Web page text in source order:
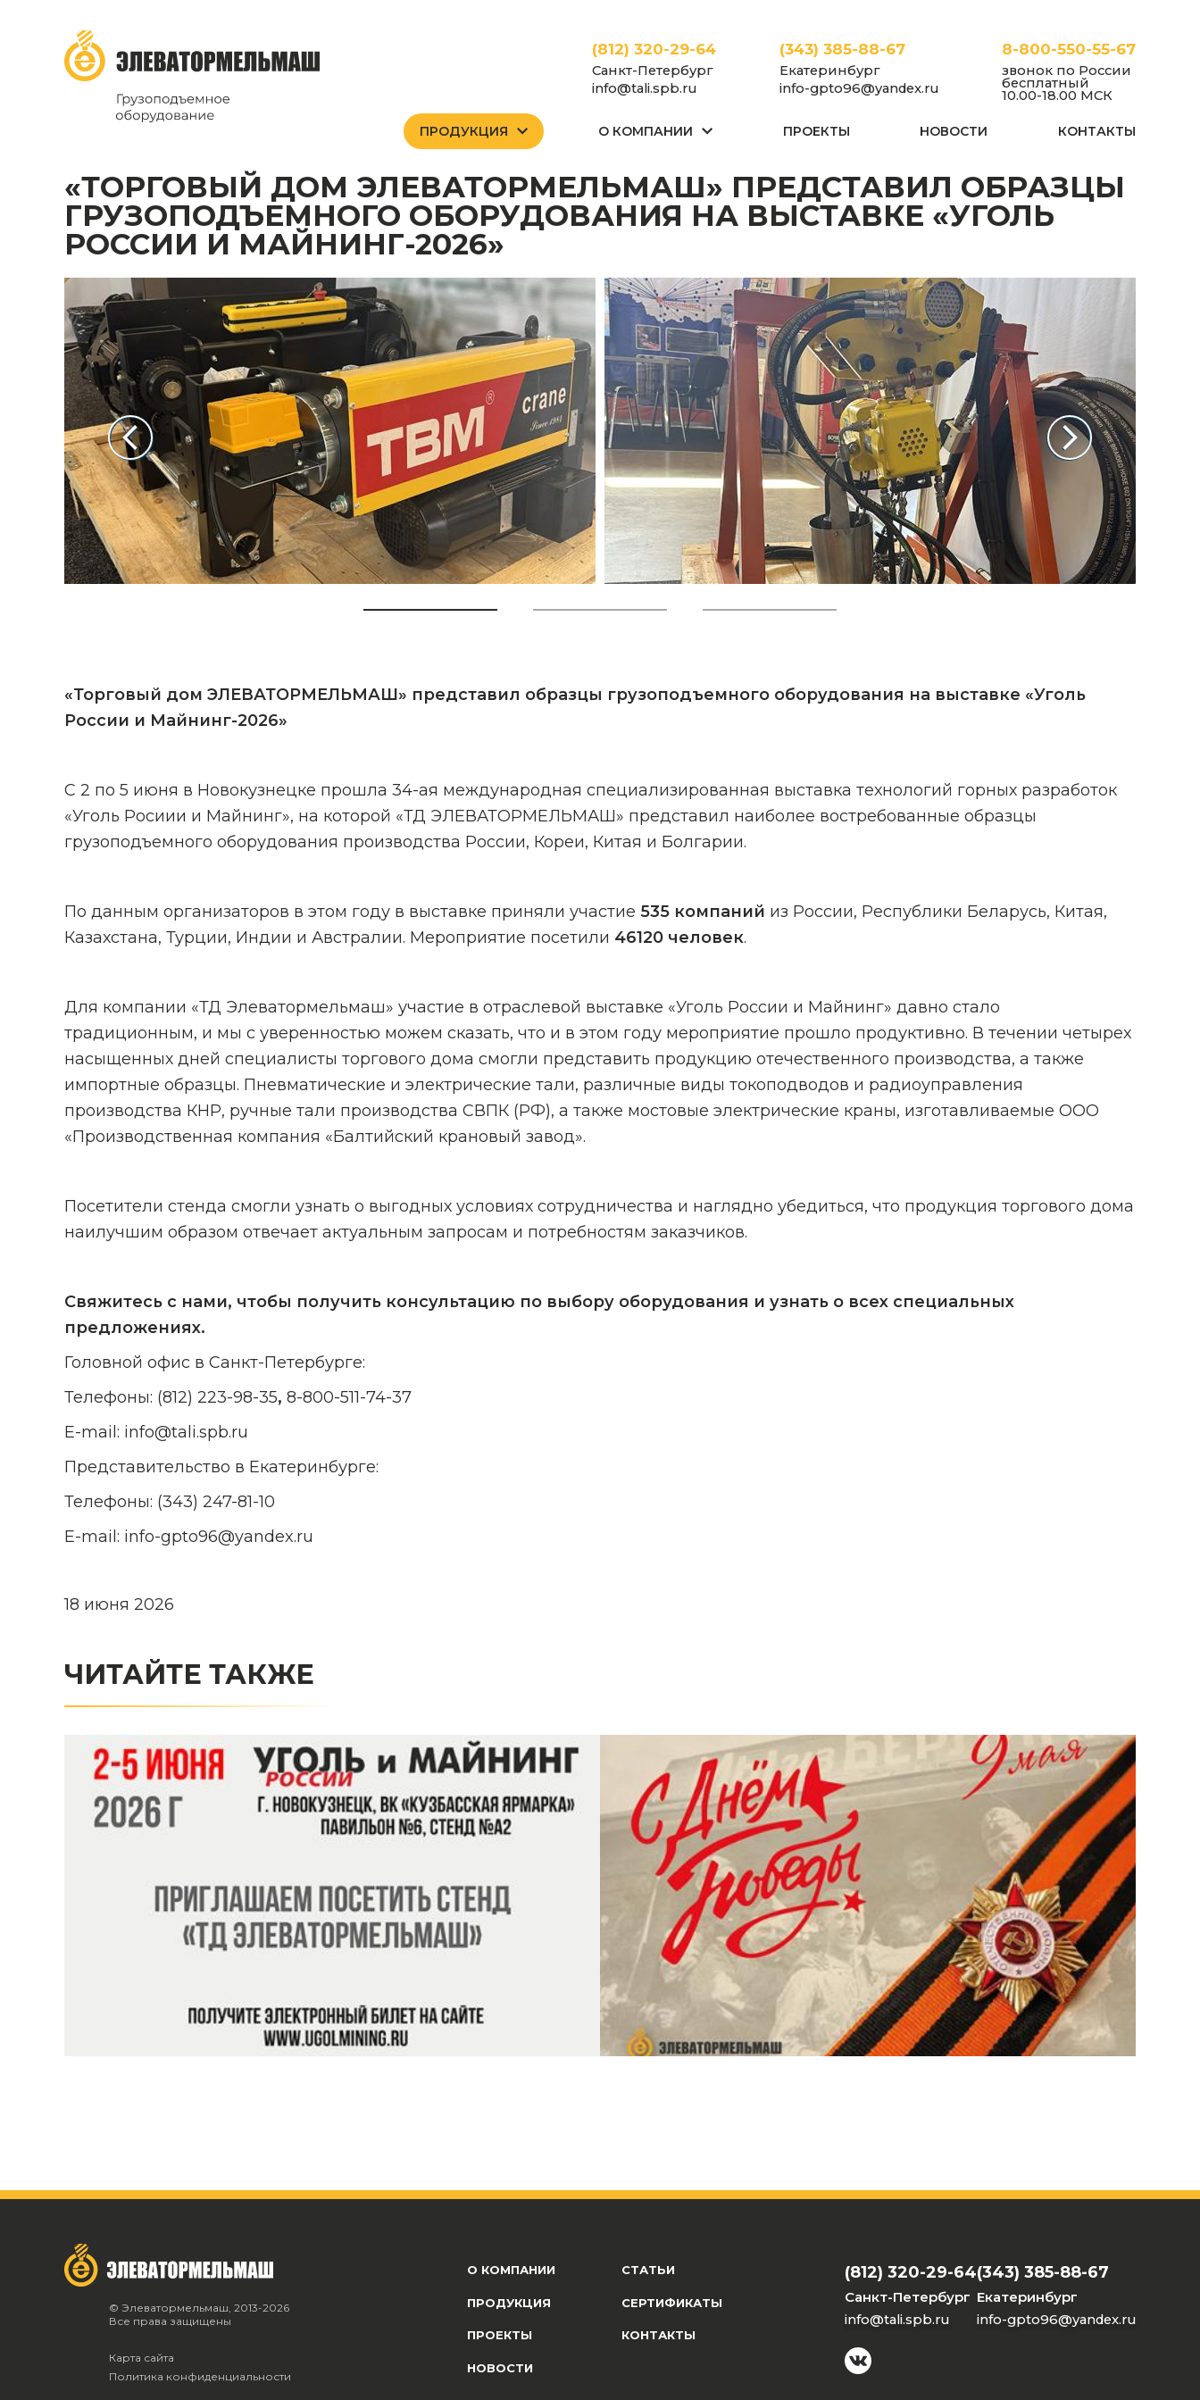
(812) 320-29-64
Санкт-Петербург
info@tali.spb.ru
(343) 385-88-67
Екатеринбург
info-gpto96@yandex.ru
8-800-550-55-67
звонок по России
бесплатный
10.00-18.00 МСК
ПРОДУКЦИЯ О КОМПАНИИ ПРОЕКТЫ НОВОСТИ КОНТАКТЫ
«ТОРГОВЫЙ ДОМ ЭЛЕВАТОРМЕЛЬМАШ» ПРЕДСТАВИЛ ОБРАЗЦЫ ГРУЗОПОДЪЕМНОГО ОБОРУДОВАНИЯ НА ВЫСТАВКЕ «УГОЛЬ РОССИИ И МАЙНИНГ-2026»
«ТОРГОВЫЙ ДОМ ЭЛЕВАТОРМЕЛЬМАШ» ПРЕДСТАВИЛ ОБРАЗЦЫ
ГРУЗОПОДЪЕМНОГО ОБОРУДОВАНИЯ НА ВЫСТАВКЕ «УГОЛЬ
РОССИИ И МАЙНИНГ-2026»
«Торговый дом ЭЛЕВАТОРМЕЛЬМАШ» представил образцы грузоподъемного оборудования на выставке «Уголь
России и Майнинг-2026»
С 2 по 5 июня в Новокузнецке прошла 34-ая международная специализированная выставка технологий горных разработок
«Уголь Росиии и Майнинг», на которой «ТД ЭЛЕВАТОРМЕЛЬМАШ» представил наиболее востребованные образцы
грузоподъемного оборудования производства России, Кореи, Китая и Болгарии.
По данным организаторов в этом году в выставке приняли участие 535 компаний из России, Республики Беларусь, Китая,
Казахстана, Турции, Индии и Австралии. Мероприятие посетили 46120 человек.
Для компании «ТД Элеватормельмаш» участие в отраслевой выставке «Уголь России и Майнинг» давно стало
традиционным, и мы с уверенностью можем сказать, что и в этом году мероприятие прошло продуктивно. В течении четырех
насыщенных дней специалисты торгового дома смогли представить продукцию отечественного производства, а также
импортные образцы. Пневматические и электрические тали, различные виды токоподводов и радиоуправления
производства КНР, ручные тали производства СВПК (РФ), а также мостовые электрические краны, изготавливаемые ООО
«Производственная компания «Балтийский крановый завод».
Посетители стенда смогли узнать о выгодных условиях сотрудничества и наглядно убедиться, что продукция торгового дома
наилучшим образом отвечает актуальным запросам и потребностям заказчиков.
Свяжитесь с нами, чтобы получить консультацию по выбору оборудования и узнать о всех специальных
предложениях.
Головной офис в Санкт-Петербурге:
Телефоны: (812) 223-98-35, 8-800-511-74-37
E-mail: info@tali.spb.ru
Представительство в Екатеринбурге:
Телефоны: (343) 247-81-10
E-mail: info-gpto96@yandex.ru
18 июня 2026
ЧИТАЙТЕ ТАКЖЕ
© Элеватормельмаш, 2013-2026
Все права защищены
Карта сайта
Политика конфиденциальности
О КОМПАНИИ
ПРОДУКЦИЯ
ПРОЕКТЫ
НОВОСТИ
СТАТЬИ
СЕРТИФИКАТЫ
КОНТАКТЫ
(812) 320-29-64
Санкт-Петербург
info@tali.spb.ru
(343) 385-88-67
Екатеринбург
info-gpto96@yandex.ru